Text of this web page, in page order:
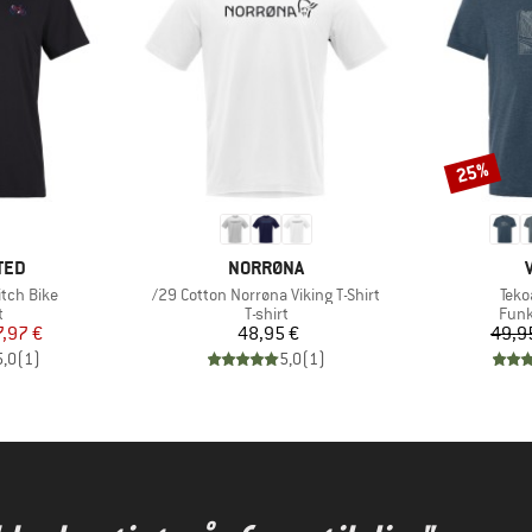
Bike
pris
€
(1)
MÆRKE
NORRØNA
Artikel
/29 Cotton Norrøna Viking T-Shirt
Produktgruppe
T-shirt
Pris
48,95 €
5,0(1)
Rabat
25%